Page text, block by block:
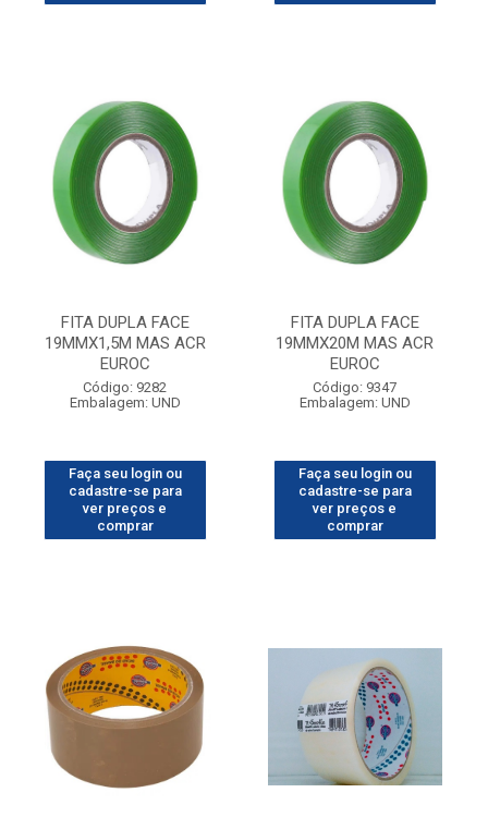
FITA DUPLA FACE
19MMX1,5M MAS ACR
EUROC
Código: 9282
Embalagem: UND
Faça seu login ou
cadastre-se para
ver preços e
comprar
FITA DUPLA FACE
19MMX20M MAS ACR
EUROC
Código: 9347
Embalagem: UND
Faça seu login ou
cadastre-se para
ver preços e
comprar